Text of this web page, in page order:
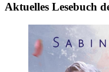
Aktuelles Lesebuch